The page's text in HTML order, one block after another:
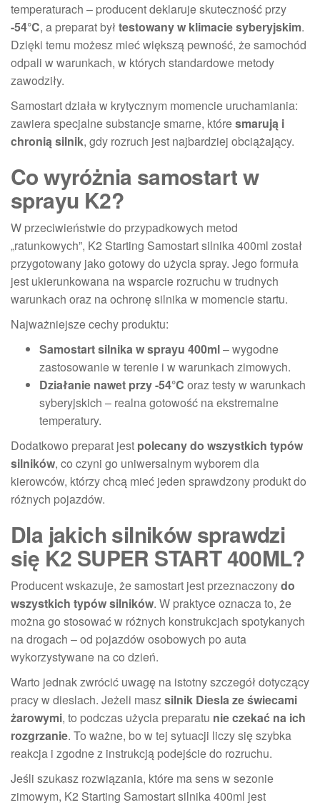
temperaturach – producent deklaruje skuteczność przy
-54°C, a preparat był testowany w klimacie syberyjskim.
Dzięki temu możesz mieć większą pewność, że samochód
odpali w warunkach, w których standardowe metody
zawodziły.
Samostart działa w krytycznym momencie uruchamiania:
zawiera specjalne substancje smarne, któresmarują i
chronią silnik, gdy rozruch jest najbardziej obciążający.
Co wyróżnia samostart w
sprayu K2?
W przeciwieństwie do przypadkowych metod
„ratunkowych”, K2 Starting Samostart silnika 400ml został
przygotowany jako gotowy do użycia spray. Jego formuła
jest ukierunkowana na wsparcie rozruchu w trudnych
warunkach oraz na ochronę silnika w momencie startu.
Najważniejsze cechy produktu:
Samostart silnika w sprayu 400ml– wygodne
zastosowanie w terenie i w warunkach zimowych.
Działanie nawet przy -54°C oraz testy w warunkach
syberyjskich – realna gotowość na ekstremalne
temperatury.
Dodatkowo preparat jest polecany do wszystkich typów
silników, co czyni go uniwersalnym wyborem dla
kierowców, którzy chcą mieć jeden sprawdzony produkt do
różnych pojazdów.
Dla jakich silników sprawdzi
się K2 SUPER START 400ML?
Producent wskazuje, że samostart jest przeznaczonydo
wszystkich typów silników. W praktyce oznacza to, że
można go stosować w różnych konstrukcjach spotykanych
na drogach – od pojazdów osobowych po auta
wykorzystywane na co dzień.
Warto jednak zwrócić uwagę na istotny szczegół dotyczący
pracy w dieslach. Jeżeli maszsilnik Diesla ze świecami
żarowymi, to podczas użycia preparatu nie czekać na ich
rozgrzanie. To ważne, bo w tej sytuacji liczy się szybka
reakcja i zgodne z instrukcją podejście do rozruchu.
Jeśli szukasz rozwiązania, które ma sens w sezonie
zimowym, K2 Starting Samostart silnika 400ml jest